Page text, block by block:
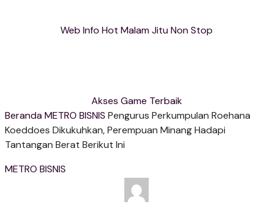
Web Info Hot Malam Jitu Non Stop
Akses Game Terbaik
BerandaMETRO BISNIS Pengurus Perkumpulan Roehana
Koeddoes Dikukuhkan, Perempuan Minang Hadapi
Tantangan Berat Berikut Ini
METRO BISNIS